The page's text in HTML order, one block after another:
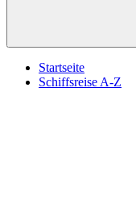
Startseite
Schiffsreise A-Z